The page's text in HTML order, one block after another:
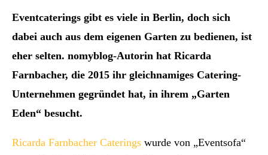
Eventcaterings gibt es viele in Berlin, doch sich
dabei auch aus dem eigenen Garten zu bedienen, ist
eher selten. nomyblog-Autorin hat Ricarda
Farnbacher, die 2015 ihr gleichnamiges Catering-
Unternehmen gegründet hat, in ihrem „Garten
Eden“ besucht.
Ricarda Farnbacher Caterings wurde von „Eventsofa“